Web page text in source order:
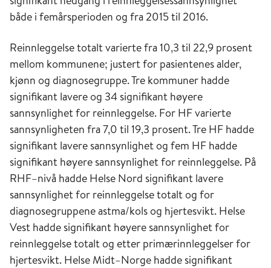
både i femårsperioden og fra 2015 til 2016.
Reinnleggelse totalt varierte fra 10,3 til 22,9 prosent
mellom kommunene; justert for pasientenes alder,
kjønn og diagnosegruppe. Tre kommuner hadde
signifikant lavere og 34 signifikant høyere
sannsynlighet for reinnleggelse. For HF varierte
sannsynligheten fra 7,0 til 19,3 prosent. Tre HF hadde
signifikant lavere sannsynlighet og fem HF hadde
signifikant høyere sannsynlighet for reinnleggelse. På
RHF–nivå hadde Helse Nord signifikant lavere
sannsynlighet for reinnleggelse totalt og for
diagnosegruppene astma/kols og hjertesvikt. Helse
Vest hadde signifikant høyere sannsynlighet for
reinnleggelse totalt og etter primærinnleggelser for
hjertesvikt. Helse Midt–Norge hadde signifikant